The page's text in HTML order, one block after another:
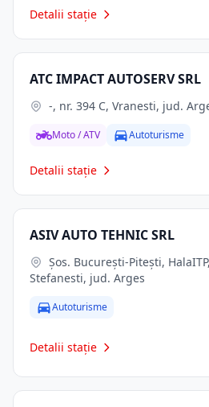
Detalii stație
ATC IMPACT AUTOSERV SRL
-, nr. 394 C, Vranesti, jud.
Moto / ATV Autoturisme
Detalii stație
ASIV AUTO TEHNIC SRL
Stefanesti, jud. Arges
Autoturisme
Detalii stație